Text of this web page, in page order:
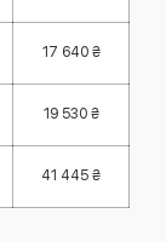
17 640 ₴
19 530 ₴
41 445 ₴